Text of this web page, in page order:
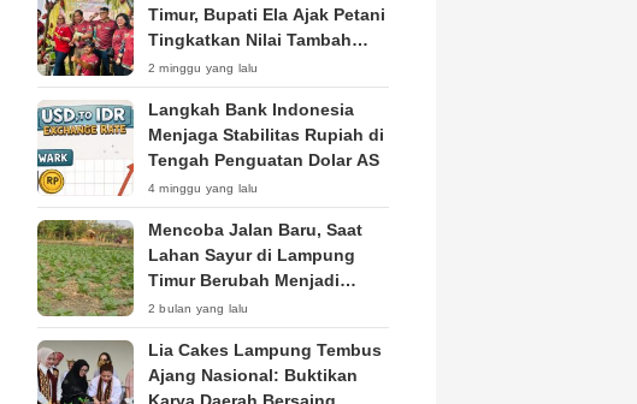
Timur, Bupati Ela Ajak Petani
Tingkatkan Nilai Tambah
Produk
2 minggu yang lalu
Langkah Bank Indonesia
Menjaga Stabilitas Rupiah di
Tengah Penguatan Dolar AS
4 minggu yang lalu
Mencoba Jalan Baru, Saat
Lahan Sayur di Lampung
Timur Berubah Menjadi
Kebun Tembakau
2 bulan yang lalu
Lia Cakes Lampung Tembus
Ajang Nasional: Buktikan